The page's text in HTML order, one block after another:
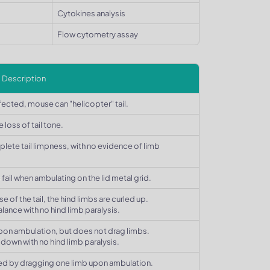
Cytokines analysis
Flow cytometry assay
Description
mouse can "helicopter" tail.
loss of tail tone.
tail limpness, with no evidence of limb
when ambulating on the lid metal grid.
of the tail, the hind limbs are curled up.
with no hind limb paralysis.
ambulation, but does not drag limbs.
with no hind limb paralysis.
by dragging one limb upon ambulation.